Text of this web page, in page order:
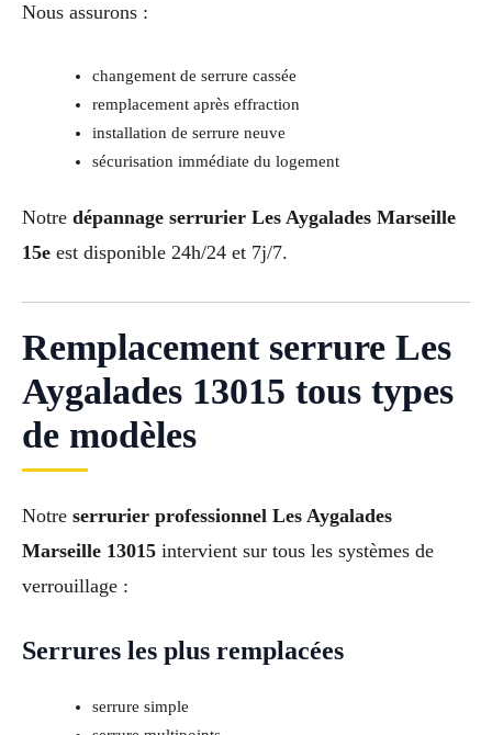
Nous assurons :
changement de serrure cassée
remplacement après effraction
installation de serrure neuve
sécurisation immédiate du logement
Notre dépannage serrurier Les Aygalades Marseille
15e est disponible 24h/24 et 7j/7.
Remplacement serrure Les
Aygalades 13015 tous types
de modèles
Notre serrurier professionnel Les Aygalades
Marseille 13015 intervient sur tous les systèmes de
verrouillage :
Serrures les plus remplacées
serrure simple